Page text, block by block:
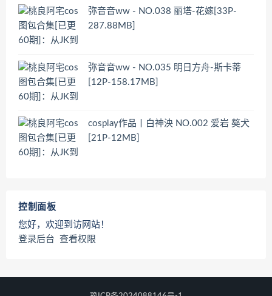
弥音音ww - NO.038 丽塔-花嫁[33P-
287.88MB]
弥音音ww - NO.035 明日方舟-斯卡蒂
[12P-158.17MB]
cosplay作品丨白神泱 NO.002 爱岩 獒犬
[21P-12MB]
控制面板
您好，欢迎到访网站！
登录后台
查看权限